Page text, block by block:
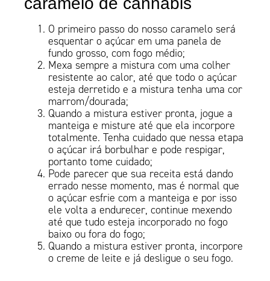
O primeiro passo do nosso caramelo será
esquentar o açúcar em uma panela de
fundo grosso, com fogo médio;
Mexa sempre a mistura com uma colher
resistente ao calor, até que todo o açúcar
esteja derretido e a mistura tenha uma cor
marrom/dourada;
Quando a mistura estiver pronta, jogue a
manteiga e misture até que ela incorpore
totalmente. Tenha cuidado que nessa etapa
o açúcar irá borbulhar e pode respigar,
portanto tome cuidado;
Pode parecer que sua receita está dando
errado nesse momento, mas é normal que
o açúcar esfrie com a manteiga e por isso
ele volta a endurecer, continue mexendo
até que tudo esteja incorporado no fogo
baixo ou fora do fogo;
Quando a mistura estiver pronta, incorpore
o creme de leite e já desligue o seu fogo.